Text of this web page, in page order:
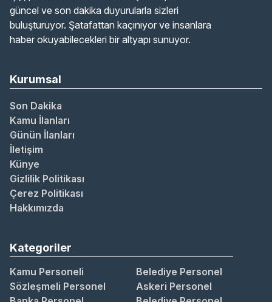
güncel ve son dakika duyurularla sizleri
buluşturuyor. Şatafattan kaçınıyor ve insanlara
haber okuyabilecekleri bir altyapı sunuyor.
Kurumsal
Son Dakika
Kamu İlanları
Günün İlanları
İletişim
Künye
Gizlilik Politikası
Çerez Politikası
Hakkımızda
Kategoriler
Kamu Personeli
Belediye Personel
Sözleşmeli Personel
Askeri Personel